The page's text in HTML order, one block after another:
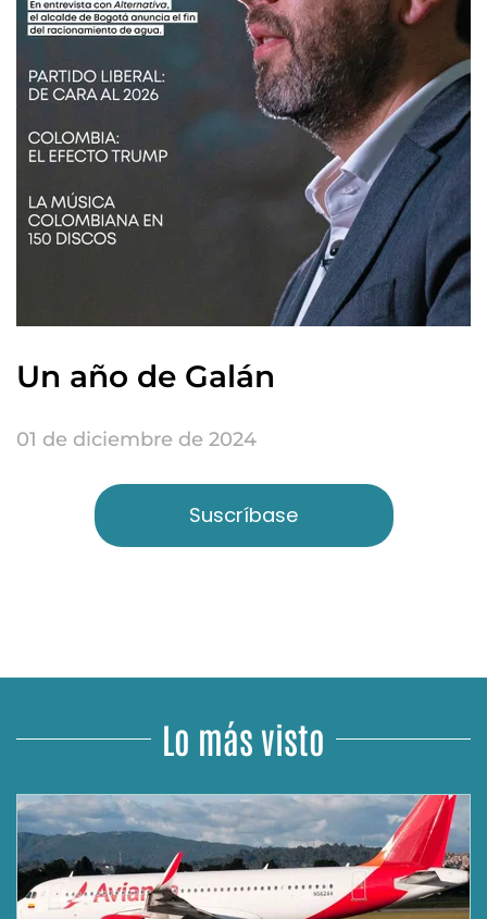
Un año de Galán
01 de diciembre de 2024
Suscríbase
Lo más visto